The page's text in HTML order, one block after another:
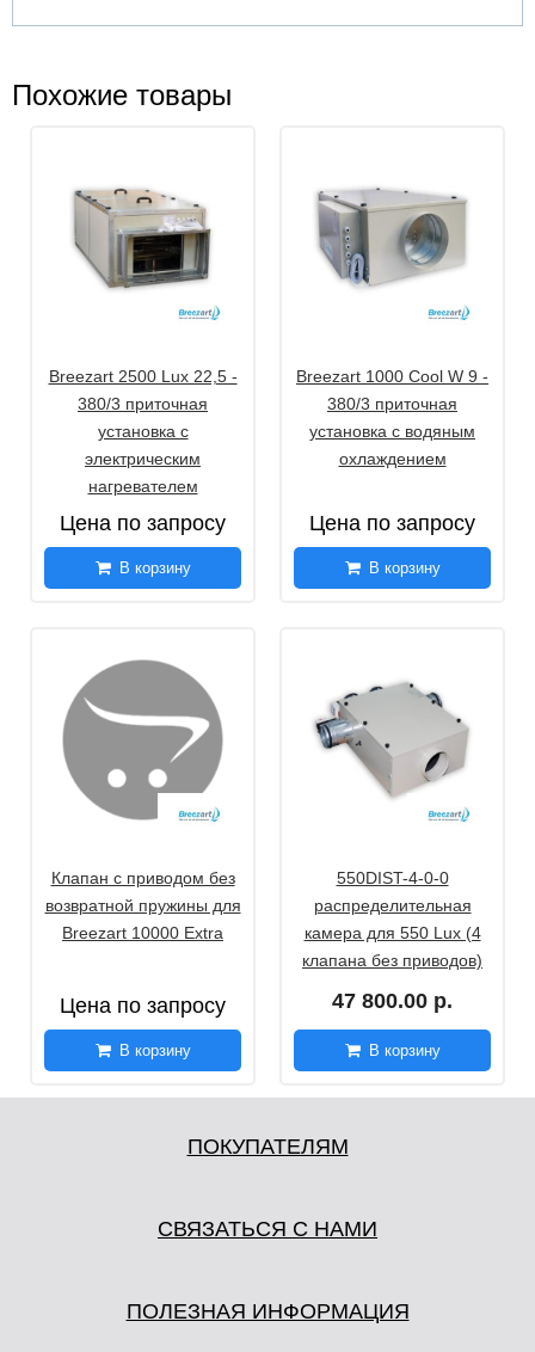
Похожие товары
Breezart 2500 Lux 22,5 -
380/3 приточная
установка с
электрическим
нагревателем
Цена по запросу
В корзину
Breezart 1000 Cool W 9 -
380/3 приточная
установка с водяным
охлаждением
Цена по запросу
В корзину
Клапан с приводом без
возвратной пружины для
Breezart 10000 Extra
Цена по запросу
В корзину
550DIST-4-0-0
распределительная
камера для 550 Lux (4
клапана без приводов)
47 800.00 р.
В корзину
ПОКУПАТЕЛЯМ
СВЯЗАТЬСЯ С НАМИ
ПОЛЕЗНАЯ ИНФОРМАЦИЯ